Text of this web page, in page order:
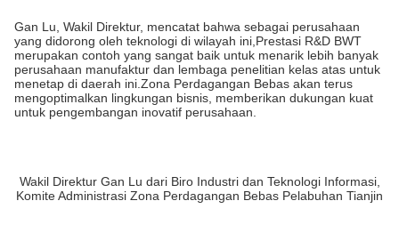
Gan Lu, Wakil Direktur, mencatat bahwa sebagai perusahaan
yang didorong oleh teknologi di wilayah ini,Prestasi R&D BWT
merupakan contoh yang sangat baik untuk menarik lebih banyak
perusahaan manufaktur dan lembaga penelitian kelas atas untuk
menetap di daerah ini.Zona Perdagangan Bebas akan terus
mengoptimalkan lingkungan bisnis, memberikan dukungan kuat
untuk pengembangan inovatif perusahaan.
Wakil Direktur Gan Lu dari Biro Industri dan Teknologi Informasi,
Komite Administrasi Zona Perdagangan Bebas Pelabuhan Tianjin